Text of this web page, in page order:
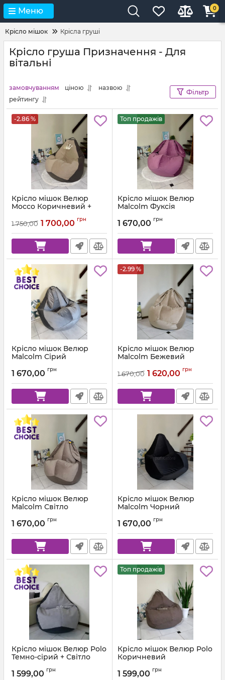
Меню 0
Крісло мішок Крісла груші
Крісло груша Призначення - Для
вітальні
замовчуванням ціною
назвою
рейтингу
Фільтр
-2.86 %
Крісло мішок Велюр
Mocco Коричневий +
Корона
1 750,00 1 700,00 грн
Топ продажів
Крісло мішок Велюр
Malcolm Фуксія
1 670,00 грн
Крісло мішок Велюр
Malcolm Сірий
1 670,00 грн
-2.99 %
Крісло мішок Велюр
Malcolm Бежевий
1 670,00 1 620,00 грн
Крісло мішок Велюр
Malcolm Світло
Артикул: km-malcolm-22-l
1 670,00 грн
Крісло мішок Велюр
Malcolm Чорний
1 670,00 грн
Крісло мішок Велюр Polo
Темно-сірий + Світло
Артикул: km-polo-17-16-l
1 599,00 грн
Топ продажів
Крісло мішок Велюр Polo
Коричневий
1 599,00 грн